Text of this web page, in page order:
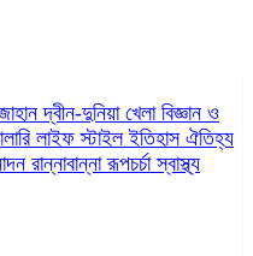
দ্বীন-দুনিয়া খেলা বিজ্ঞান ও
লাইফ স্টাইলইতিহাস ঐতিহ্য
রান্নাবান্নারূপচর্চাস্বাস্থ্য